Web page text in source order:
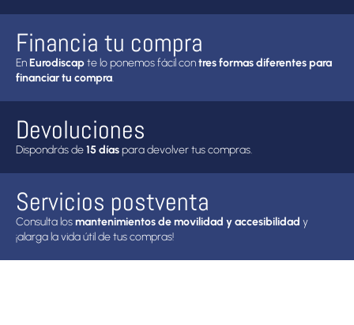
Financia tu compra
EnEurodiscapte lo ponemos fácil contres formas diferentes para
financiar tu compra.
Devoluciones
Dispondrás de15 díaspara devolver tus compras.
Servicios postventa
Consulta losmantenimientos de movilidad y accesibilidad y
¡alarga la vida útil de tus compras!